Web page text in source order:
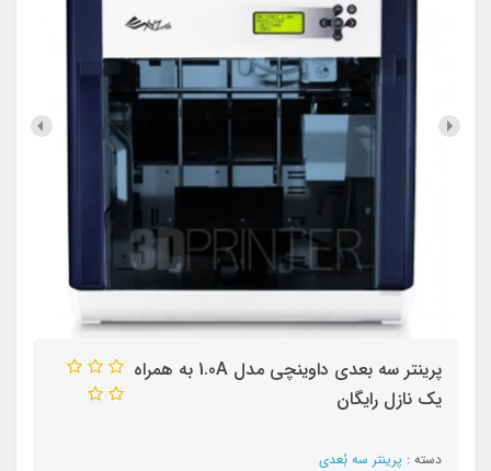
پرینتر سه بعدی داوینچی مدل 1.0A به همراه
یک نازل رایگان
دسته : پرینتر سه بُعدی